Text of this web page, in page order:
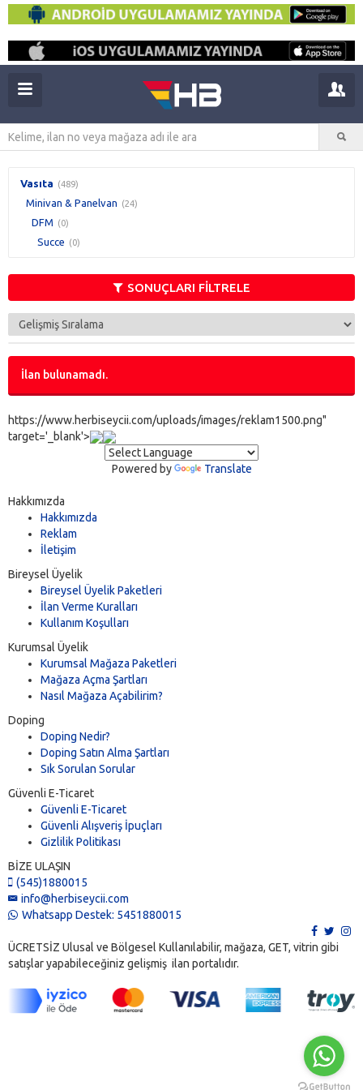
Vasıta (489)
Minivan & Panelvan (24)
DFM (0)
Succe (0)
SONUÇLARI FİLTRELE
İlan bulunamadı.
https://www.herbiseycii.com/uploads/images/reklam1500.png"
target='_blank'>
Powered by Translate
Hakkımızda
Hakkımızda
Reklam
İletişim
Bireysel Üyelik
Bireysel Üyelik Paketleri
İlan Verme Kuralları
Kullanım Koşulları
Kurumsal Üyelik
Kurumsal Mağaza Paketleri
Mağaza Açma Şartları
Nasıl Mağaza Açabilirim?
Doping
Doping Nedir?
Doping Satın Alma Şartları
Sık Sorulan Sorular
Güvenli E-Ticaret
Güvenli E-Ticaret
Güvenli Alışveriş İpuçları
Gizlilik Politikası
BİZE ULAŞIN
(545)1880015
info@herbiseycii.com
Whatsapp Destek: 5451880015
ÜCRETSİZ Ulusal ve Bölgesel Kullanılabilir, mağaza, GET, vitrin gibi
satışlar yapabileceğiniz gelişmiş ilan portalıdır.